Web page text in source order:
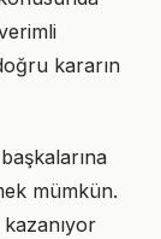
kararın
mümkün.
kazanıyor